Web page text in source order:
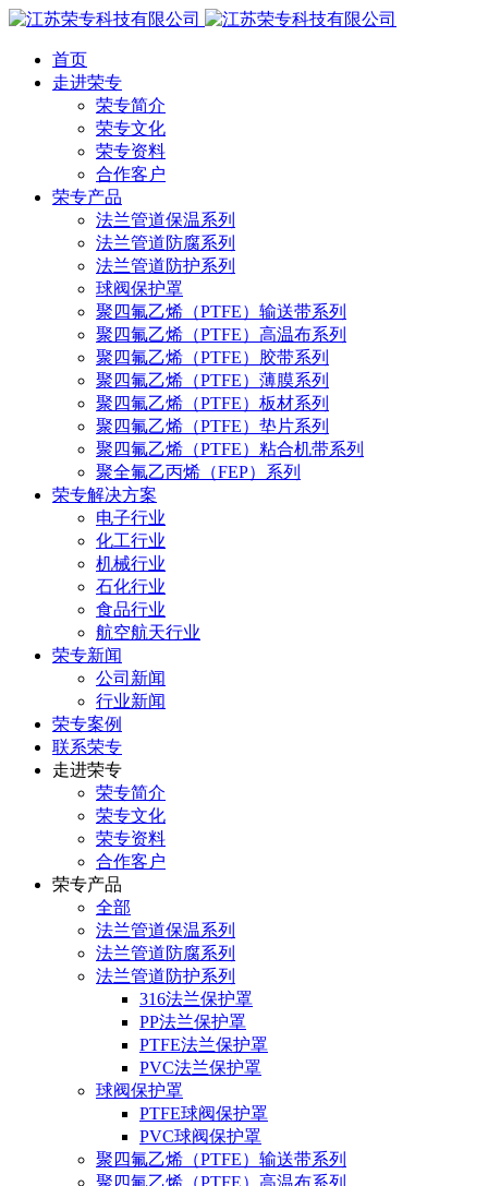
首页
走进荣专
荣专简介
荣专文化
荣专资料
合作客户
荣专产品
法兰管道保温系列
法兰管道防腐系列
法兰管道防护系列
球阀保护罩
聚四氟乙烯（PTFE）输送带系列
聚四氟乙烯（PTFE）高温布系列
聚四氟乙烯（PTFE）胶带系列
聚四氟乙烯（PTFE）薄膜系列
聚四氟乙烯（PTFE）板材系列
聚四氟乙烯（PTFE）垫片系列
聚四氟乙烯（PTFE）粘合机带系列
聚全氟乙丙烯（FEP）系列
荣专解决方案
电子行业
化工行业
机械行业
石化行业
食品行业
航空航天行业
荣专新闻
公司新闻
行业新闻
荣专案例
联系荣专
走进荣专
荣专简介
荣专文化
荣专资料
合作客户
荣专产品
全部
法兰管道保温系列
法兰管道防腐系列
法兰管道防护系列
316法兰保护罩
PP法兰保护罩
PTFE法兰保护罩
PVC法兰保护罩
球阀保护罩
PTFE球阀保护罩
PVC球阀保护罩
聚四氟乙烯（PTFE）输送带系列
聚四氟乙烯（PTFE）高温布系列